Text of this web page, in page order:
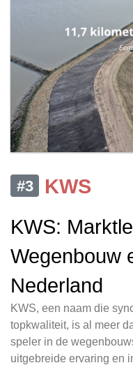
#3
KWS
KWS:
Wegenbouw
Nederland
KWS, een naam die
topkwaliteit, is al meer
speler in de
uitgebreide ervaring en